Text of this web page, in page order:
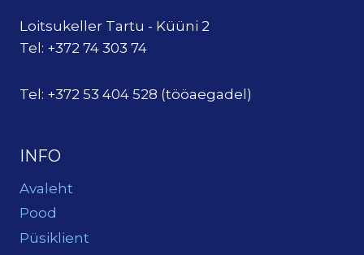
Loitsukeller Tartu - Küüni 2
Tel: +372 74 303 74
Tel: +372 53 404 528 (tööaegadel)
INFO
Avaleht
Pood
Püsiklient